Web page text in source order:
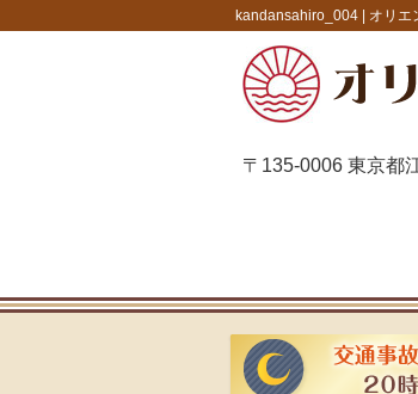
kandansahiro_004 | オリエ
〒135-0006 東京都